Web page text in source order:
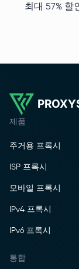
최대 57% 할
제품
주거용 프록시
ISP 프록시
모바일 프록시
IPv4 프록시
IPv6 프록시
통합